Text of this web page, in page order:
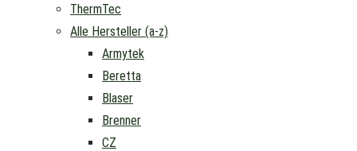
ThermTec
Alle Hersteller (a-z)
Armytek
Beretta
Blaser
Brenner
CZ